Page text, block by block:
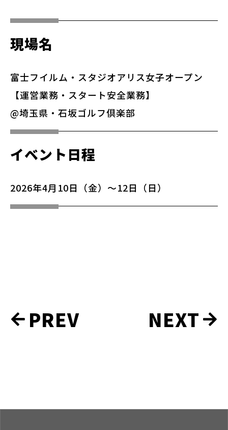
現場名
富士フイルム・スタジオアリス女子オープン
【運営業務・スタート安全業務】
@埼玉県・石坂ゴルフ倶楽部
イベント日程
2026年4月10日（金）～12日（日）
実
績
PREV NEXT